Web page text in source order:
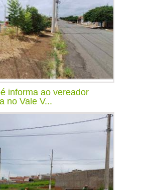
informa ao vereador
no Vale V...